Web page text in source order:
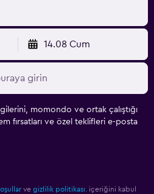
14.08 Cum
momondo ve ortak çalıştığı
fırsatları ve özel teklifleri e-posta
ve gizlilik politikası.
içeriğini kabul